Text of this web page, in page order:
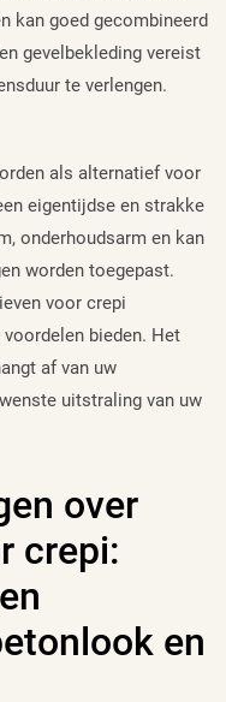
kan goed gecombineerd
gevelbekleding vereist
te verlengen.
als alternatief voor
eigentijdse en strakke
onderhoudsarm en kan
worden toegepast.
voor crepi
bieden. Het
af van uw
uitstraling van uw
over
crepi:
en